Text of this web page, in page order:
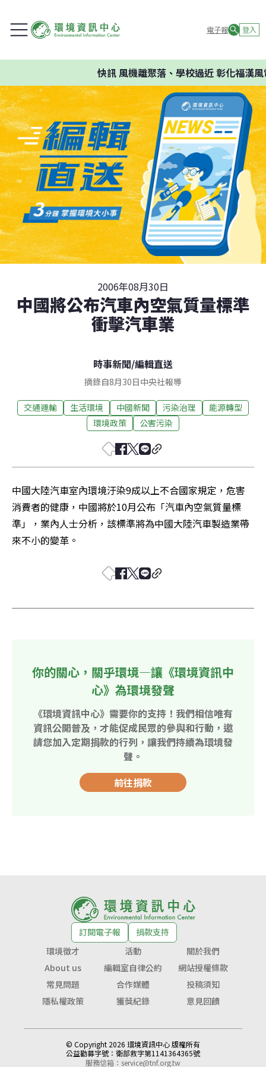
電子報 登入
快訊風機離聚落、學校過近 彰化福漢風
2006年08月30日
中國將公布汽車內空氣質量標準
衝擊汽車業
時事新聞/編輯直送
摘錄自8月30日中央社報導
交通運輸 生活環境 中國新聞 污染治理
能源轉型
環境政策
公害污染
中國大陸汽車室內環境汙染9成以上不合國家規定，危害
消費者的健康，中國將於10月公布「汽車內空氣質量標
準」，業內人士分析，該標準將為中國大陸汽車製造業帶
來不小的變革。
你的關心，關乎環境—讓《環境資訊中
心》為環境發聲
《環境資訊中心》需要你的支持！我們相信唯有
資訊公開普及，才能促成民眾的參與和行動，邀
請您加入定期捐款的行列，讓我們持續為環境發
聲。
前往捐款
訂閱電子報
捐款支持
環境徵才
活動
關於我們
About us
編輯室自律公約
網站授權條款
常見問題
合作媒體
投稿須知
隱私權政策
獲獎紀錄 意見回饋
© Copyright 2026 環境資訊中心 版權所有
公益勸募字號： 衛部救字第1141364365號
服務信箱： service@tnf.org.tw